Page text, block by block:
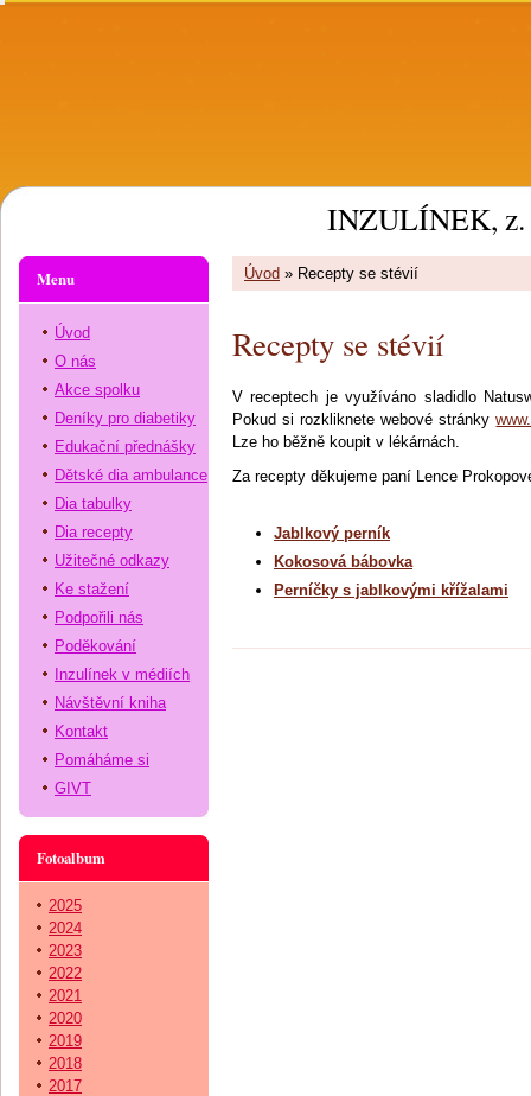
INZULÍNEK, z.
Úvod » Recepty se stévií
Recepty se stévií
V receptech je využíváno sladidlo
Pokud si rozkliknete webové stránky
Lze ho běžně koupit v lékárnách.
Za recepty děkujeme paní Lence
Jablkový perník
Kokosová bábovka
Perníčky s jablkovými křížalami
Menu
Úvod
O nás
Akce spolku
Deníky pro diabetiky
Edukační přednášky
Dětské dia ambulance
Dia tabulky
Dia recepty
Užitečné odkazy
Ke stažení
Podpořili nás
Poděkování
Inzulínek v médiích
Návštěvní kniha
Kontakt
Pomáháme si
GIVT
Fotoalbum
2025
2024
2023
2022
2021
2020
2019
2018
2017